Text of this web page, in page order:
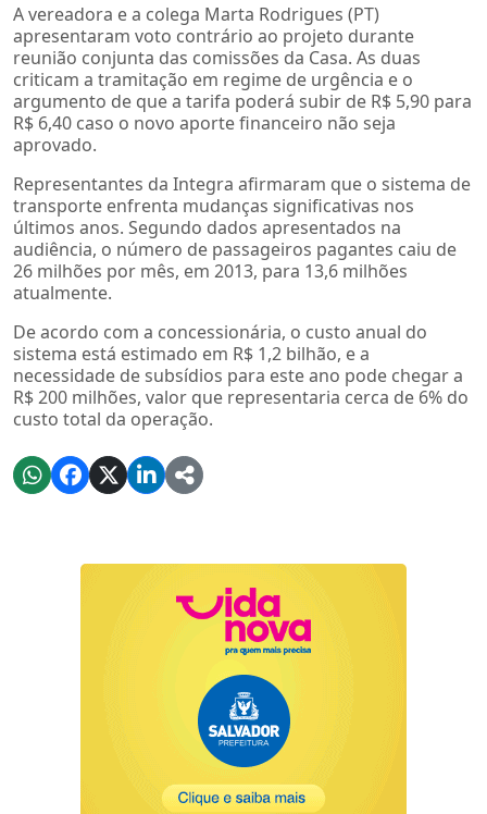
A vereadora e a colega Marta Rodrigues (PT)
apresentaram voto contrário ao projeto durante
reunião conjunta das comissões da Casa. As duas
criticam a tramitação em regime de urgência e o
argumento de que a tarifa poderá subir de R$ 5,90 para
R$ 6,40 caso o novo aporte financeiro não seja
aprovado.
Representantes da Integra afirmaram que o sistema de
transporte enfrenta mudanças significativas nos
últimos anos. Segundo dados apresentados na
audiência, o número de passageiros pagantes caiu de
26 milhões por mês, em 2013, para 13,6 milhões
atualmente.
De acordo com a concessionária, o custo anual do
sistema está estimado em R$ 1,2 bilhão, e a
necessidade de subsídios para este ano pode chegar a
R$ 200 milhões, valor que representaria cerca de 6% do
custo total da operação.